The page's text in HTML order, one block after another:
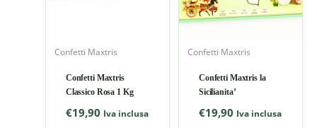
Confetti Maxtris
Confetti Maxtris
Classico Rosa 1 Kg
€19,90 Iva inclusa
Confetti Maxtris
Confetti Maxtris la
Sicilianita’
€19,90 Iva inclusa